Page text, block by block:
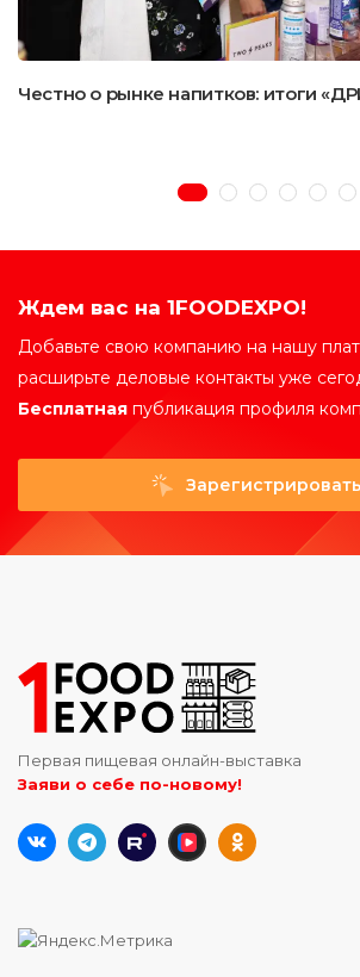
Честно о рынке напитков: итоги
Ждем вас на 1FOODEXPO!
Добавьте свою компанию на нашу
расширьте деловые контакты уже
Бесплатная публикация профиля
Первая пищевая онлайн-выставка
Заяви о себе по-новому!